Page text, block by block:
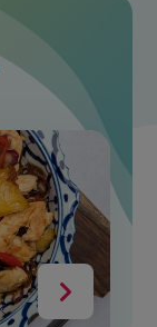
Volgende